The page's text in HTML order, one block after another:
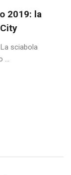
2019: la
sciabola
...